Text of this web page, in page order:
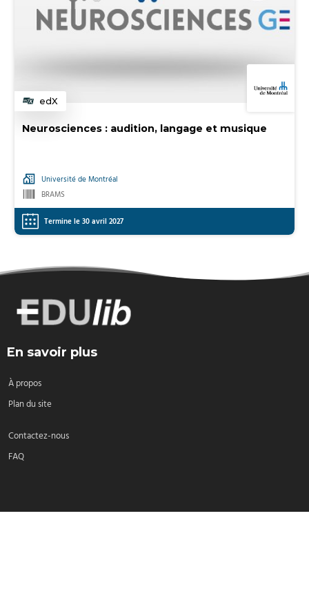
Neurosciences : audition, langage et musique
Université de Montréal
BRAMS
Catégorie
edX
Termine le 30 avril 2027
En savoir plus
À propos
Plan du site
Contactez-nous
FAQ